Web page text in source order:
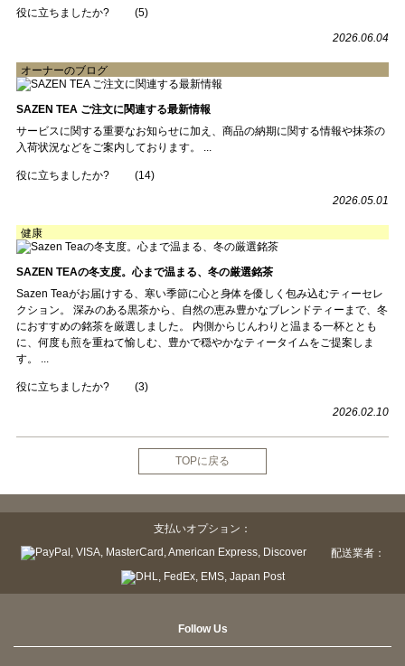
役に立ちましたか? (5)
2026.06.04
オーナーのブログ
SAZEN TEA ご注文に関連する最新情報
サービスに関する重要なお知らせに加え、商品の納期に関する情報や抹茶の
入荷状況などをご案内しております。 ...
役に立ちましたか? (14)
2026.05.01
健康
SAZEN TEAの冬支度。心まで温まる、冬の厳選銘茶
Sazen Teaがお届けする、寒い季節に心と身体を優しく包み込むティーセレ
クション。 深みのある黒茶から、自然の恵み豊かなブレンドティーまで、冬
におすすめの銘茶を厳選しました。 内側からじんわりと温まる一杯ととも
に、何度も煎を重ねて愉しむ、豊かで穏やかなティータイムをご提案しま
す。 ...
役に立ちましたか? (3)
2026.02.10
TOPに戻る
支払いオプション：
配送業者：
Follow Us